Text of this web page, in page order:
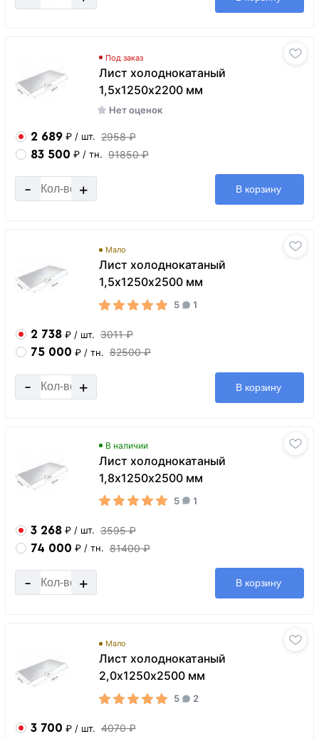
Под заказ
Лист холоднокатаный
1,5х1250х2200 мм
Нет оценок
2 689 ₽ / шт. 2958 ₽
83 500 ₽ / тн. 91850 ₽
- + В корзину
Мало
Лист холоднокатаный
1,5х1250х2500 мм
5 1
2 738 ₽ / шт. 3011 ₽
75 000 ₽ / тн. 82500 ₽
- + В корзину
В наличии
Лист холоднокатаный
1,8х1250х2500 мм
5 1
3 268 ₽ / шт. 3595 ₽
74 000 ₽ / тн. 81400 ₽
- + В корзину
Мало
Лист холоднокатаный
2,0х1250х2500 мм
5 2
3 700 ₽ / шт. 4070 ₽